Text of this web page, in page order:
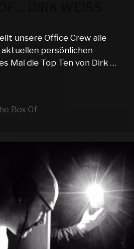
unsere Office Crew alle
persönlichen
Mal die Top Ten von Dirk …
Box Of